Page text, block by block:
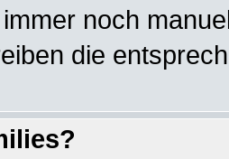
noch
die